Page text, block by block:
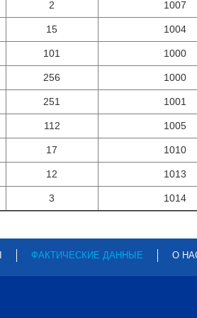
2 1007
15 1004
101 1000
256 1000
251 1001
112 1005
17 1010
12 1013
3
1014
ФАКТИЧЕСКИЕ ДАННЫЕ О